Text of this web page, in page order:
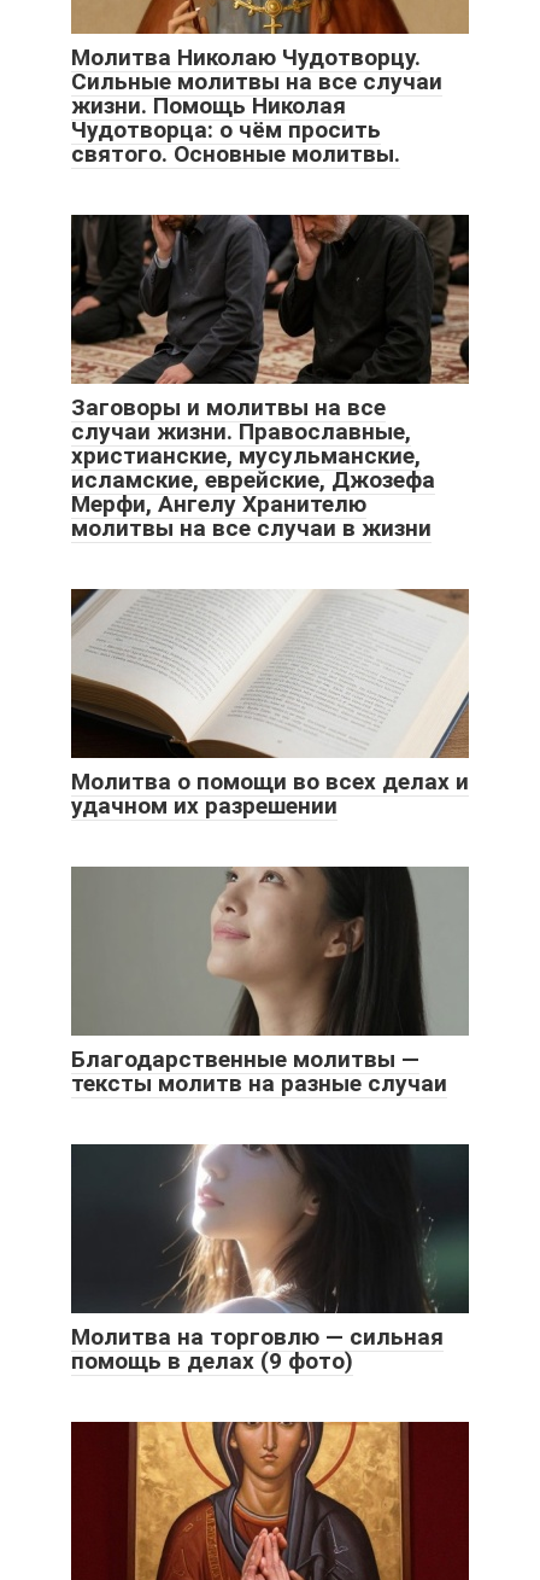
Молитва Николаю Чудотворцу.
Сильные молитвы на все случаи
жизни. Помощь Николая
Чудотворца: о чём просить
святого. Основные молитвы.
Заговоры и молитвы на все
случаи жизни. Православные,
христианские, мусульманские,
исламские, еврейские, Джозефа
Мерфи, Ангелу Хранителю
молитвы на все случаи в жизни
Молитва о помощи во всех делах и
удачном их разрешении
Благодарственные молитвы —
тексты молитв на разные случаи
Молитва на торговлю — сильная
помощь в делах (9 фото)